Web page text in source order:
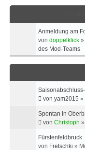
Anmeldung am
von doppelklick »
des Mod-Teams
von yam2015 »
Spontan in
von Christoph »
Fürstenfeldbruck
von Fretschki »